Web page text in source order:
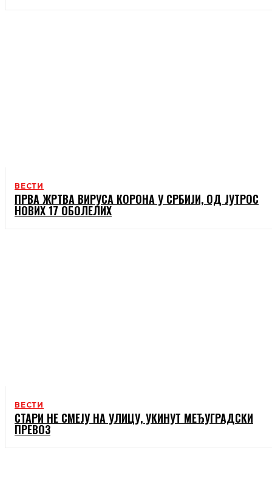
ВЕСТИ
ПРВА ЖРТВА ВИРУСА КОРОНА У СРБИЈИ, ОД ЈУТРОС
НОВИХ 17 ОБОЛЕЛИХ
ВЕСТИ
СТАРИ НЕ СМЕЈУ НА УЛИЦУ, УКИНУТ МЕЂУГРАДСКИ
ПРЕВОЗ